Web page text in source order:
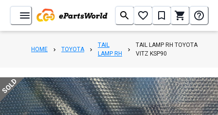
HOME TOYOTA
TAIL
LAMP RH
TAIL LAMP RH TOYOTA
VITZ KSP90
1/35
SOLD